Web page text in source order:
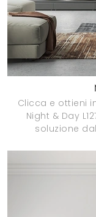
Clicca e ottieni
Night & Day
soluzione